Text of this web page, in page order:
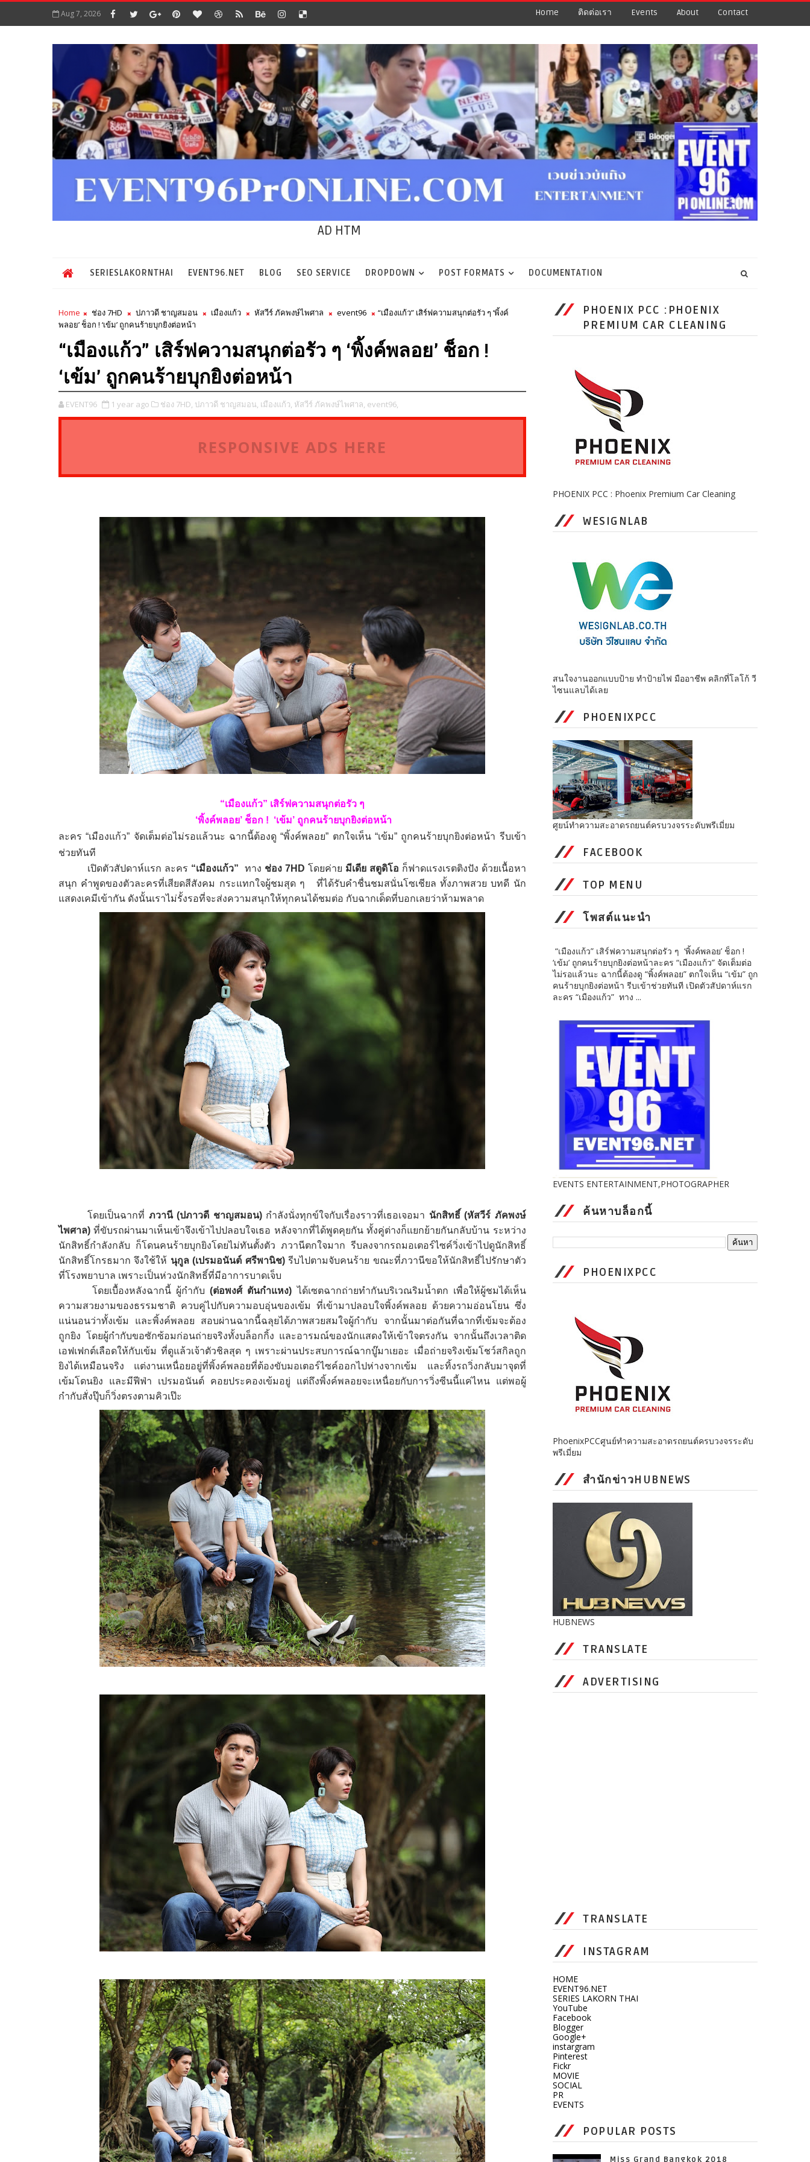
Aug 7, 2026 Home ติดต่อเรา Events About Contact
AD HTM
SERIESLAKORNTHAI EVENT96.NET BLOG SEO SERVICE DROPDOWN POST FORMATS DOCUMENTATION
Home ช่อง 7HD ปภาวดี ชาญสมอน เมืองแก้ว หัสวีร์ ภัคพงษ์ไพศาล event96
“เมืองแก้ว” เสิร์ฟความสนุกต่อรัว ๆ ‘พิ้งค์
พลอย’ ช็อก ! ‘เข้ม’ ถูกคนร้ายบุกยิงต่อหน้า
“เมืองแก้ว” เสิร์ฟความสนุกต่อรัว ๆ ‘พิ้งค์พลอย’ ช็อก !
‘เข้ม’ ถูกคนร้ายบุกยิงต่อหน้า
EVENT96 1 year ago ช่อง 7HD, ปภาวดี ชาญสมอน, เมืองแก้ว, หัสวีร์ ภัคพงษ์ไพศาล, event96,
RESPONSIVE ADS HERE
“เมืองแก้ว” เสิร์ฟความสนุกต่อรัว ๆ
‘พิ้งค์พลอย’ ช็อก ! ‘เข้ม’ถูกคนร้ายบุกยิงต่อหน้า
ละคร “เมืองแก้ว” จัดเต็มต่อไม่รอแล้วนะ ฉากนี้ต้องดู “พิ้งค์พลอย” ตกใจเห็น “เข้ม” ถูกคนร้ายบุกยิงต่อหน้า รีบเข้า
ช่วยทันที
เปิดตัวสัปดาห์แรก ละคร “เมืองแก้ว” ทาง ช่อง7HD โดยค่าย มีเดีย สตูดิโอ ก็ฟาดแรงเรตติงปัง ด้วยเนื้อหา
สนุก คำพูดของตัวละครที่เสียดสีสังคม กระแทกใจผู้ชมสุด ๆ
ที่ได้รับคำชื่นชมสนั่นโซเชียล ทั้งภาพสวย บทดี นัก
แสดงเคมีเข้ากัน ดังนั้นเราไม่รั้งรอที่จะส่งความสนุกให้ทุกคนได้ชมต่อ กับฉากเด็ดที่บอกเลยว่าห้ามพลาด
โดยเป็นฉากที่ ภวานี(ปภาวดี ชาญสมอน)กำลังนั่งทุกข์ใจกับเรื่องราวที่เธอเจอมา นักสิทธิ์(หัสวีร์ ภัคพงษ์
ไพศาล) ที่ขับรถผ่านมาเห็นเข้าจึงเข้าไปปลอบใจเธอ หลังจากที่ได้พูดคุยกัน ทั้งคู่ต่างก็แยกย้ายกันกลับบ้าน ระหว่าง
นักสิทธิ์กำลังกลับ ก็โดนคนร้ายบุกยิงโดยไม่ทันตั้งตัว ภวานีตกใจมาก รีบลงจากรถมอเตอร์ไซค์วิ่งเข้าไปดูนักสิทธิ์
นักสิทธิ์โกรธมาก จึงใช้ให้ นุกูล(เปรมอนันต์ ศรีพานิช)รีบไปตามจับคนร้าย ขณะที่ภวานีขอให้นักสิทธิ์ไปรักษาตัว
ที่โรงพยาบาล เพราะเป็นห่วงนักสิทธิ์ที่มีอาการบาดเจ็บ
โดยเบื้องหลังฉากนี้ ผู้กำกับ(ต่อพงศ์ ตันกำแหง)ได้เซตฉากถ่ายทำกันบริเวณริมน้ำตก เพื่อให้ผู้ชมได้เห็น
ความสวยงามของธรรมชาติ ควบคู่ไปกับความอบอุ่นของเข้ม ที่เข้ามาปลอบใจพิ้งค์พลอย ด้วยความอ่อนโยน ซึ่ง
แน่นอนว่าทั้งเข้ม และพิ้งค์พลอย สอบผ่านฉากนี้ฉลุยได้ภาพสวยสมใจผู้กำกับ จากนั้นมาต่อกันที่ฉากที่เข้มจะต้อง
ถูกยิง โดยผู้กำกับขอซักซ้อมก่อนถ่ายจริงทั้งบล็อกกิ้ง และอารมณ์ของนักแสดงให้เข้าใจตรงกัน จากนั้นถึงเวลาติด
เอฟเฟกต์เลือดให้กับเข้ม ที่ดูแล้วเจ้าตัวชิลสุด ๆ เพราะผ่านประสบการณ์ฉากบู๊มาเยอะ เมื่อถ่ายจริงเข้มโชว์สกิลถูก
ยิงได้เหมือนจริง แต่งานเหนื่อยอยู่ที่พิ้งค์พลอยที่ต้องขับมอเตอร์ไซค์ออกไปห่างจากเข้ม และทิ้งรถวิ่งกลับมาจุดที่
เข้มโดนยิง และมีฟีฟ่า เปรมอนันต์ คอยประคองเข้มอยู่ แต่ถึงพิ้งค์พลอยจะเหนื่อยกับการวิ่งซีนนี้แค่ไหน แต่พอผู้
กำกับสั่งปุ๊บก็วิ่งตรงตามคิวเป๊ะ
PHOENIX PCC :PHOENIX
PREMIUM CAR CLEANING
PHOENIX PCC : Phoenix Premium Car Cleaning
WESIGNLAB
สนใจงานออกแบบป้าย ทำป้ายไฟ มืออาชีพ คลิกที่โลโก้ วี
ไซนแลบได้เลย
PHOENIXPCC
ศูยน์ทำความสะอาดรถยนต์ครบวงจรระดับพรีเมี่ยม
FACEBOOK
TOP MENU
โพสต์แนะนำ
“เมืองแก้ว” เสิร์ฟความสนุกต่อรัว ๆ ‘พิ้งค์พลอย’ ช็อก !
‘เข้ม’ ถูกคนร้ายบุกยิงต่อหน้าละคร “เมืองแก้ว” จัดเต็มต่อ
ไม่รอแล้วนะ ฉากนี้ต้องดู “พิ้งค์พลอย” ตกใจเห็น “เข้ม” ถูก
คนร้ายบุกยิงต่อหน้า รีบเข้าช่วยทันที เปิดตัวสัปดาห์แรก
ละคร “เมืองแก้ว” ทาง ...
EVENTS ENTERTAINMENT,PHOTOGRAPHER
ค้นหาบล็อกนี้
PHOENIXPCC
PhoenixPCCศูนย์ทำความสะอาดรถยนต์ครบวงจรระดับ
พรีเมี่ยม
สำนักข่าวHUBNEWS
HUBNEWS
TRANSLATE
ADVERTISING
TRANSLATE
INSTAGRAM
HOME
EVENT96.NET
SERIES LAKORN THAI
YouTube
Facebook
Blogger
Google+
instargram
Pinterest
Fickr
MOVIE
SOCIAL
PR
EVENTS
POPULAR POSTS
Miss Grand Bangkok 2018